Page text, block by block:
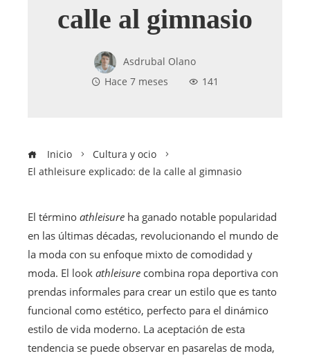
calle al gimnasio
Asdrubal Olano
Hace 7 meses
141
Inicio
Cultura y ocio
El athleisure explicado: de la calle al gimnasio
El término athleisure ha ganado notable popularidad
en las últimas décadas, revolucionando el mundo de
la moda con su enfoque mixto de comodidad y
moda. El look athleisure combina ropa deportiva con
prendas informales para crear un estilo que es tanto
funcional como estético, perfecto para el dinámico
estilo de vida moderno. La aceptación de esta
tendencia se puede observar en pasarelas de moda,